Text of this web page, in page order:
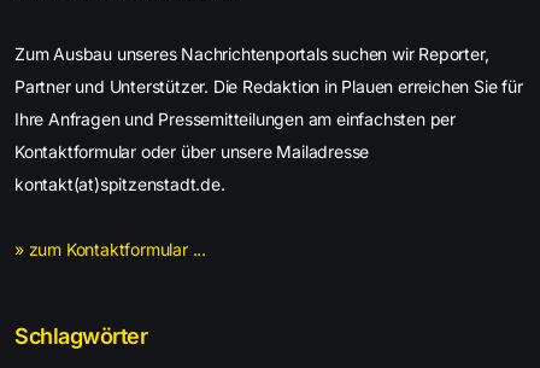
Zum Ausbau unseres Nachrichtenportals suchen wir Reporter,
Partner und Unterstützer. Die Redaktion in Plauen erreichen Sie für
Ihre Anfragen und Pressemitteilungen am einfachsten per
Kontaktformular oder über unsere Mailadresse
kontakt(at)spitzenstadt.de.
» zum Kontaktformular ...
Schlagwörter